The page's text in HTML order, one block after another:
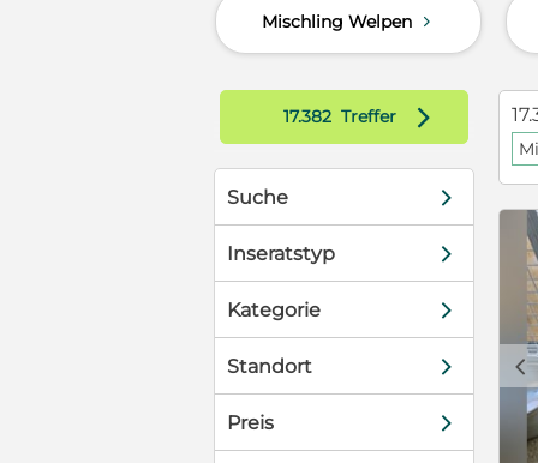
Mischling Welpen d
17.382 Treffer d
Suche d
Inseratstyp d
Kategorie d
Standort d
Preis d
c